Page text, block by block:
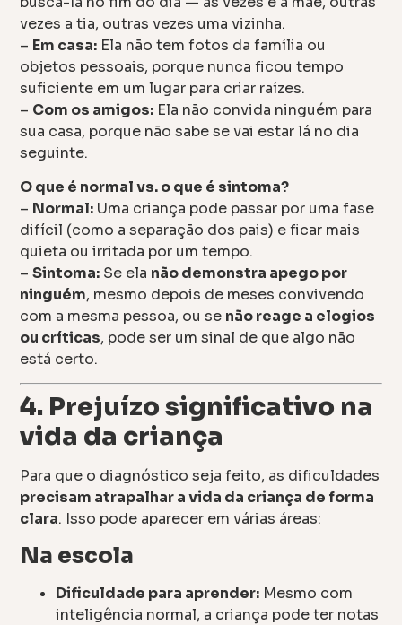
vezes a tia, outras vezes uma vizinha.
– Em casa: Ela não tem fotos da família ou
objetos pessoais, porque nunca ficou tempo
suficiente em um lugar para criar raízes.
– Com os amigos: Ela não convida ninguém para
sua casa, porque não sabe se vai estar lá no dia
seguinte.
O que é normal vs. o que é sintoma?
– Normal: Uma criança pode passar por uma fase
difícil (como a separação dos pais) e ficar mais
quieta ou irritada por um tempo.
–Sintoma: Se ela não demonstra apego por
ninguém, mesmo depois de meses convivendo
com a mesma pessoa, ou se não reage a elogios
ou críticas, pode ser um sinal de que algo não
está certo.
4. Prejuízo significativo na
vida da criança
Para que o diagnóstico seja feito, as dificuldades
precisam atrapalhar a vida da criança de forma
clara. Isso pode aparecer em várias áreas:
Na escola
Dificuldade para aprender: Mesmo com
inteligência normal, a criança pode ter notas